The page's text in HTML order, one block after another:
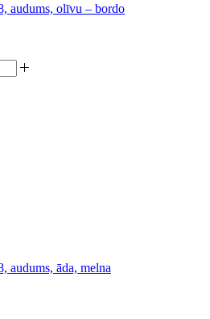
audums, olīvu – bordo
audums, āda, melna